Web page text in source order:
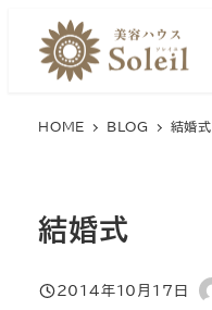
HOME BLOG 結婚式
結婚式
投稿日
2014年10月17日
著